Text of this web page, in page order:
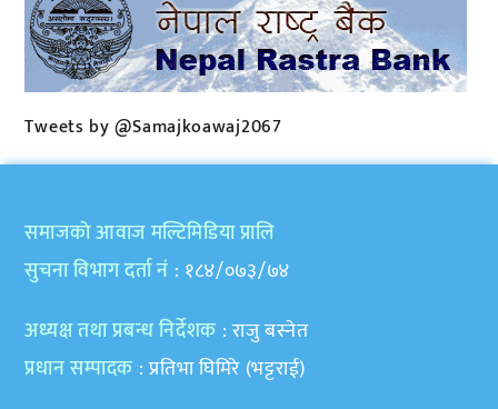
Tweets by @Samajkoawaj2067
समाजकाे आवाज मल्टिमिडिया प्रालि
सुचना विभाग दर्ता नं : १८४/०७३/७४
अध्यक्ष तथा प्रबन्ध निर्देशक : राजु बस्नेत
प्रधान सम्पादक : प्रतिभा घिमिरे (भट्टराई)